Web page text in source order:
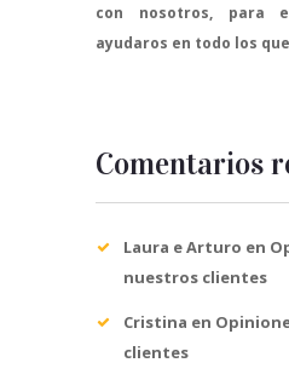
con nosotros, para
ayudaros en todo los
Comentarios
Laura e Arturo en
nuestros clientes
Cristina en
clientes